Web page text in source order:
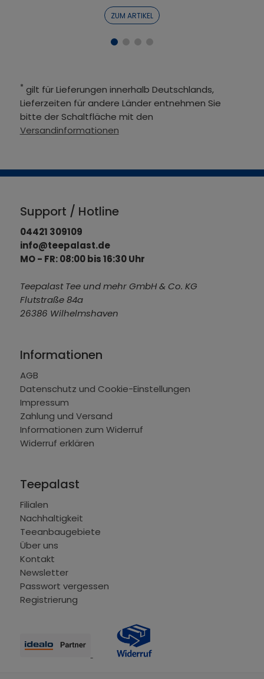
ZUM ARTIKEL
* gilt für Lieferungen innerhalb Deutschlands,
Lieferzeiten für andere Länder entnehmen Sie
bitte der Schaltfläche mit den
Versandinformationen
Support / Hotline
04421 309109
info@teepalast.de
MO - FR: 08:00 bis 16:30 Uhr
Teepalast Tee und mehr GmbH & Co. KG
Flutstraße 84a
26386 Wilhelmshaven
Informationen
AGB
Datenschutz und Cookie-Einstellungen
Impressum
Zahlung und Versand
Informationen zum Widerruf
Widerruf erklären
Teepalast
Filialen
Nachhaltigkeit
Teeanbaugebiete
Über uns
Kontakt
Newsletter
Passwort vergessen
Registrierung